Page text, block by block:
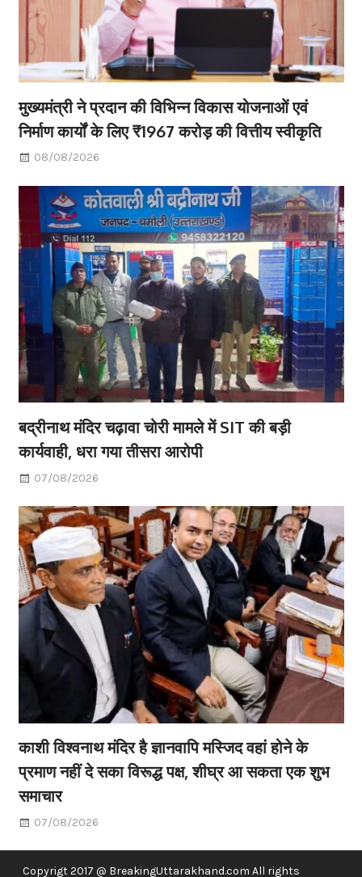
मुख्यमंत्री ने प्रदान की विभिन्न विकास योजनाओं एवं
निर्माण कार्यों के लिए ₹1967 करोड़ की वित्तीय स्वीकृति
08/08/2026
बद्रीनाथ मंदिर चढ़ावा चोरी मामले में SIT की बड़ी
कार्यवाही, धरा गया तीसरा आरोपी
07/08/2026
काशी विश्वनाथ मंदिर है ज्ञानवापि मस्जिद वहां होने के
प्रमाण नहीं दे सका विरूद्ध पक्ष, शीघ्र आ सकता एक शुभ
समाचार
07/08/2026
Copyrigt 2017 @ BreakingUttarakhand.com All rights